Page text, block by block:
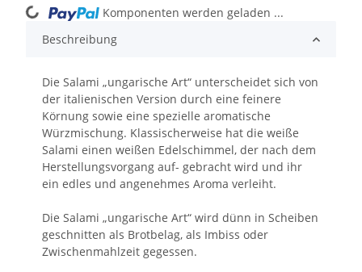
Loading...
Komponenten werden geladen ...
Beschreibung
Die Salami „ungarische Art“ unterscheidet sich von
der italienischen Version durch eine feinere
Körnung sowie eine spezielle aromatische
Würzmischung. Klassischerweise hat die weiße
Salami einen weißen Edelschimmel, der nach dem
Herstellungsvorgang auf- gebracht wird und ihr
ein edles und angenehmes Aroma verleiht.
Die Salami „ungarische Art“ wird dünn in Scheiben
geschnitten als Brotbelag, als Imbiss oder
Zwischenmahlzeit gegessen.